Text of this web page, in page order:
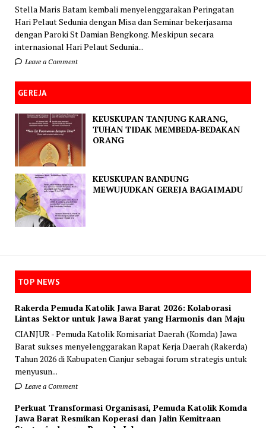
Stella Maris Batam kembali menyelenggarakan Peringatan
Hari Pelaut Sedunia dengan Misa dan Seminar bekerjasama
dengan Paroki St Damian Bengkong. Meskipun secara
internasional Hari Pelaut Sedunia...
Leave a Comment
GEREJA
KEUSKUPAN TANJUNG KARANG,
TUHAN TIDAK MEMBEDA-BEDAKAN
ORANG
KEUSKUPAN BANDUNG
MEWUJUDKAN GEREJA BAGAIMADU
TOP NEWS
Rakerda Pemuda Katolik Jawa Barat 2026: Kolaborasi
Lintas Sektor untuk Jawa Barat yang Harmonis dan Maju
CIANJUR - Pemuda Katolik Komisariat Daerah (Komda) Jawa
Barat sukses menyelenggarakan Rapat Kerja Daerah (Rakerda)
Tahun 2026 di Kabupaten Cianjur sebagai forum strategis untuk
menyusun...
Leave a Comment
Perkuat Transformasi Organisasi, Pemuda Katolik Komda
Jawa Barat Resmikan Koperasi dan Jalin Kemitraan